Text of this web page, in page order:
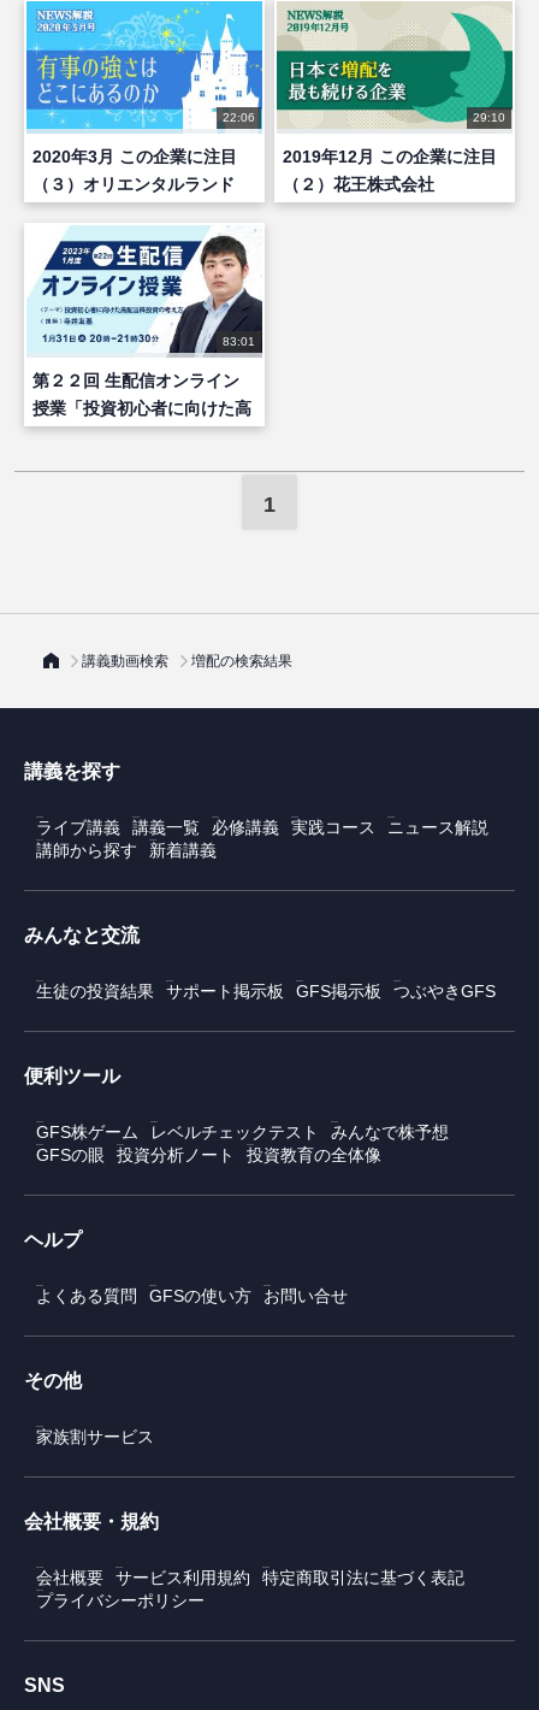
22:06
2020年3月 この企業に注目
（３）オリエンタルランド
（前編）
29:10
2019年12月 この企業に注目
（２）花王株式会社
83:01
第２２回 生配信オンライン
授業「投資初心者に向けた高
配当株投資の考え方」
1
講義動画検索 増配の検索結果
講義を探す
ライブ講義 講義一覧 必修講義 実践コース
ニュース解説
講師から探す
新着講義
みんなと交流
生徒の投資結果 サポート掲示板 GFS掲示板 つぶやきGFS
便利ツール
GFS株ゲーム レベルチェックテスト
みんなで株予想
GFSの眼
投資分析ノート 投資教育の全体像
ヘルプ
よくある質問 GFSの使い方 お問い合せ
その他
家族割サービス
会社概要・規約
会社概要 サービス利用規約
特定商取引法に基づく表記
プライバシーポリシー
SNS